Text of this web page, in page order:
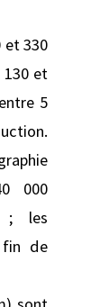
et 330
130 et
5
000
; les
fin de